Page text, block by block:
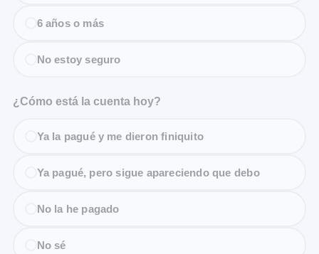
6 años o más
No estoy seguro
¿Cómo está la cuenta hoy?
Ya la pagué y me dieron finiquito
Ya pagué, pero sigue apareciendo que debo
No la he pagado
No sé